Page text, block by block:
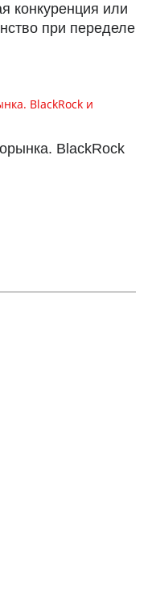
конкуренция или
при переделе
BlackRock